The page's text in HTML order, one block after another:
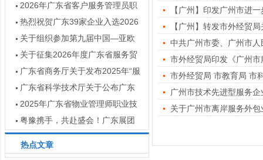
2026年广东省客户服务管理员职
业技能竞赛通知
热烈祝贺广东39家企业入选2026
数字服务暨服务外包领军企业
关于组织参加第九届中国—亚欧
博览会广东经贸代表团的通知
关于征集2026年度广东省服务贸
易创新案例的通知
广东省商务厅关于发布2025年“服
贸全球”重点展会目录的通知
广东省科学技术厅关于公布广东
省2025年技术先进型服务企业名单
2025年广东省物业管理师职业技
能竞赛结果公示
粤豫携手，共赴盛会！广东展团
亮点抢先看 —— 第十五届河南投洽
会即将启幕
热点文章
【广州】印发广州市进
【广州】转发市外经贸
中共广州市委、广州市
市外经贸局印发《广州
广州市技术先进型服务
关于广州市离岸服务外